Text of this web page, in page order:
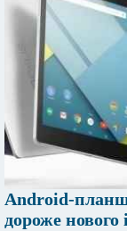
Android-
дороже